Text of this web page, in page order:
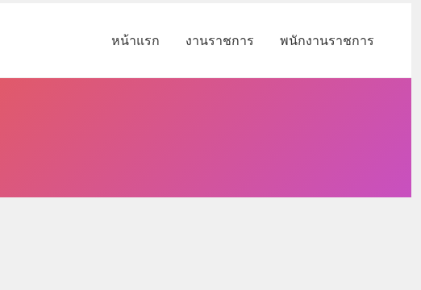
หน้าแรก งานราชการ พนักงานราชการ